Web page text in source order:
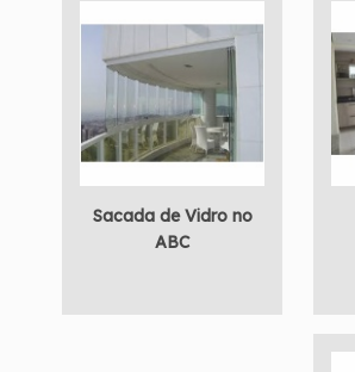
Sacada de Vidro no
ABC